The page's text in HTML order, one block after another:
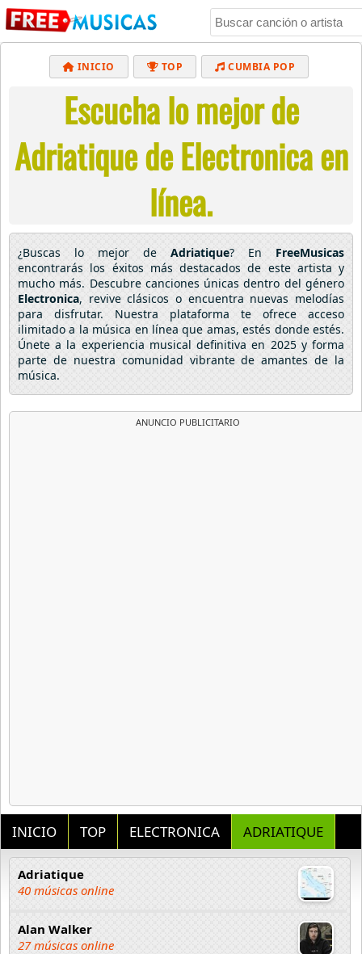
INICIO TOP CUMBIA POP
BACHATA POP MUSICA CRISTIANA
REGGAETON BALADAS ALTERNATIVO
ELECTRÓNICA CUMBIAS
Escucha lo mejor de
Adriatique de Electronica en
línea.
¿Buscas lo mejor de Adriatique? En FreeMusicas
encontrarás los éxitos más destacados de este artista y
mucho más. Descubre canciones únicas dentro del género
Electronica, revive clásicos o encuentra nuevas melodías
para disfrutar. Nuestra plataforma te ofrece acceso
ilimitado a la música en línea que amas, estés donde estés.
Únete a la experiencia musical definitiva en 2025 y forma
parte de nuestra comunidad vibrante de amantes de la
música.
ANUNCIO PUBLICITARIO
INICIO TOP ELECTRONICA ADRIATIQUE
Adriatique
40 músicas online
Alan Walker
27 músicas online